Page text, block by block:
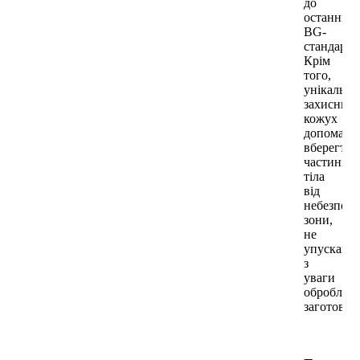
BG-
стандарту.
Крім
того,
захисний
кожух
вберегти
частини
тіла
від
зони,
не
з
уваги
заготовку.